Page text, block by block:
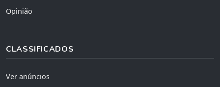
Opinião
CLASSIFICADOS
Ver anúncios